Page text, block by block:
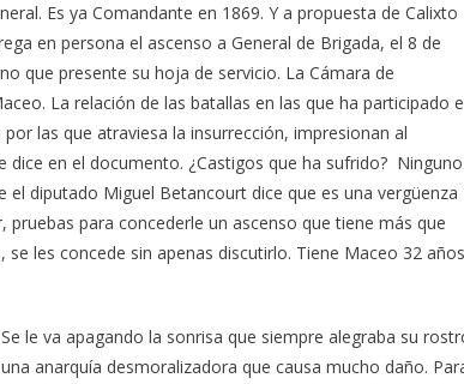
Es ya Comandante en 1869. Y a propuesta de Calixto
en persona el ascenso a General de Brigada, el 8 de
que presente su hoja de servicio. La Cámara de
La relación de las batallas en las que ha participado
las que atraviesa la insurrección, impresionan al
dice en el documento. ¿Castigos que ha sufrido?
diputado Miguel Betancourt dice que es una vergüenza
para concederle un ascenso que tiene más que
les concede sin apenas discutirlo. Tiene Maceo 32 años
le va apagando la sonrisa que siempre alegraba su
anarquía desmoralizadora que causa mucho daño.